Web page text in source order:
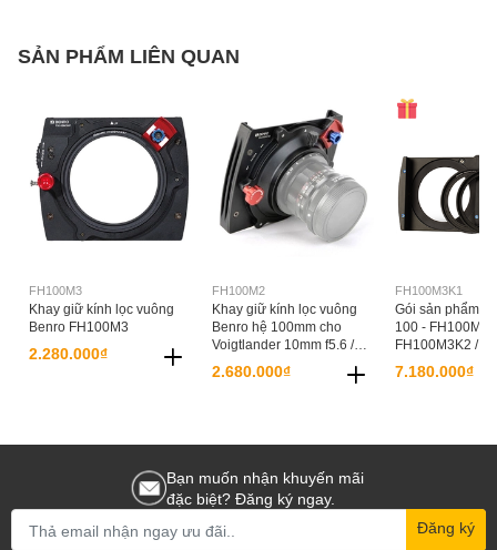
SẢN PHẨM LIÊN QUAN
FH100M3
Khay giữ kính lọc vuông
Benro FH100M3
2.280.000₫
FH100M2
Khay giữ kính lọc vuông
Benro hệ 100mm cho
Voigtlander 10mm f5.6 /
12mm f5.6 / 15mm f4.5 /
21mm f1.8 / 21mm f1.4 /
2.680.000₫
FH100M3K1
Gói sản phẩm
100 -
FH100M3K2 /
7.180.000₫
Bạn muốn nhận khuyến mãi
đặc biệt? Đăng ký ngay.
Đăng ký